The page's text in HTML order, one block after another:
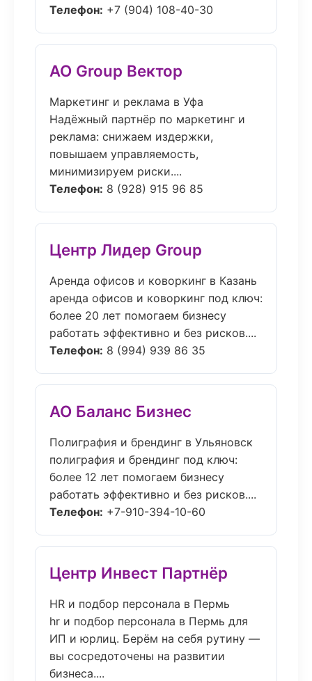
Телефон: +7 (904) 108-40-30
АО Group Вектор
Маркетинг и реклама в Уфа
Надёжный партнёр по маркетинг и
реклама: снижаем издержки,
повышаем управляемость,
минимизируем риски....
Телефон: 8 (928) 915 96 85
Центр Лидер Group
Аренда офисов и коворкинг в Казань
аренда офисов и коворкинг под ключ:
более 20 лет помогаем бизнесу
работать эффективно и без рисков....
Телефон: 8 (994) 939 86 35
АО Баланс Бизнес
Полиграфия и брендинг в Ульяновск
полиграфия и брендинг под ключ:
более 12 лет помогаем бизнесу
работать эффективно и без рисков....
Телефон: +7-910-394-10-60
Центр Инвест Партнёр
HR и подбор персонала в Пермь
hr и подбор персонала в Пермь для
ИП и юрлиц. Берём на себя рутину —
вы сосредоточены на развитии
бизнеса....